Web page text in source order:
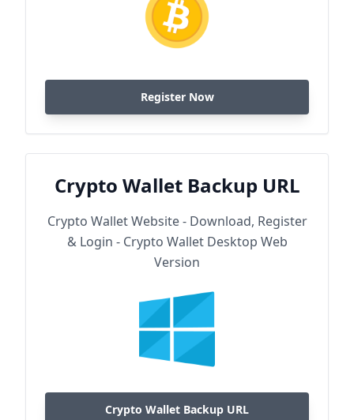
Register Now
Crypto Wallet Backup URL
Crypto Wallet Website - Download, Register
& Login - Crypto Wallet Desktop Web
Version
Crypto Wallet Backup URL